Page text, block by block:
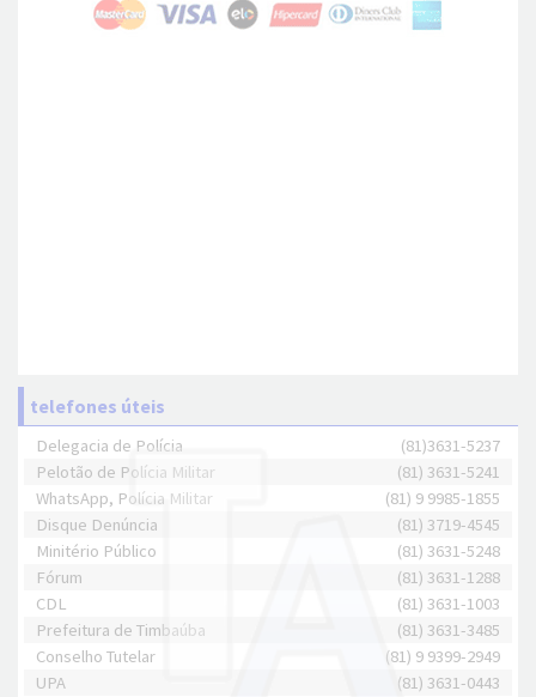
telefones úteis
Delegacia de Polícia
(81)3631-5237
Pelotão de Polícia Militar
(81) 3631-5241
WhatsApp, Polícia Militar
(81) 9 9985-1855
Disque Denúncia
(81) 3719-4545
Minitério Público
(81) 3631-5248
Fórum
(81) 3631-1288
CDL
(81) 3631-1003
Prefeitura de Timbaúba
(81) 3631-3485
Conselho Tutelar
(81) 9 9399-2949
UPA
(81) 3631-0443